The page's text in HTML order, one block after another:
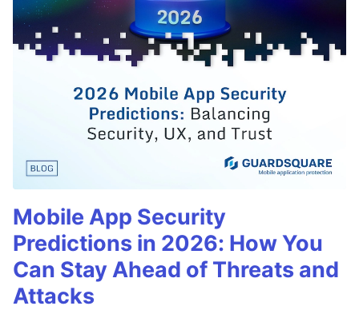
Mobile App Security
Predictions in 2026: How You
Can Stay Ahead of Threats and
Attacks